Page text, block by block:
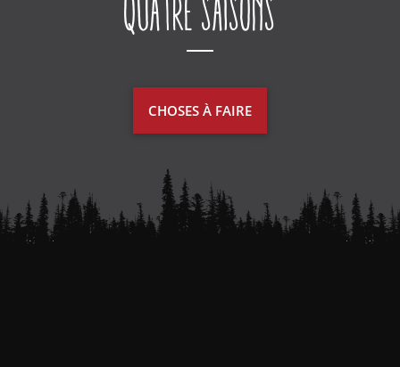
Quatre saisons
CHOSES À FAIRE